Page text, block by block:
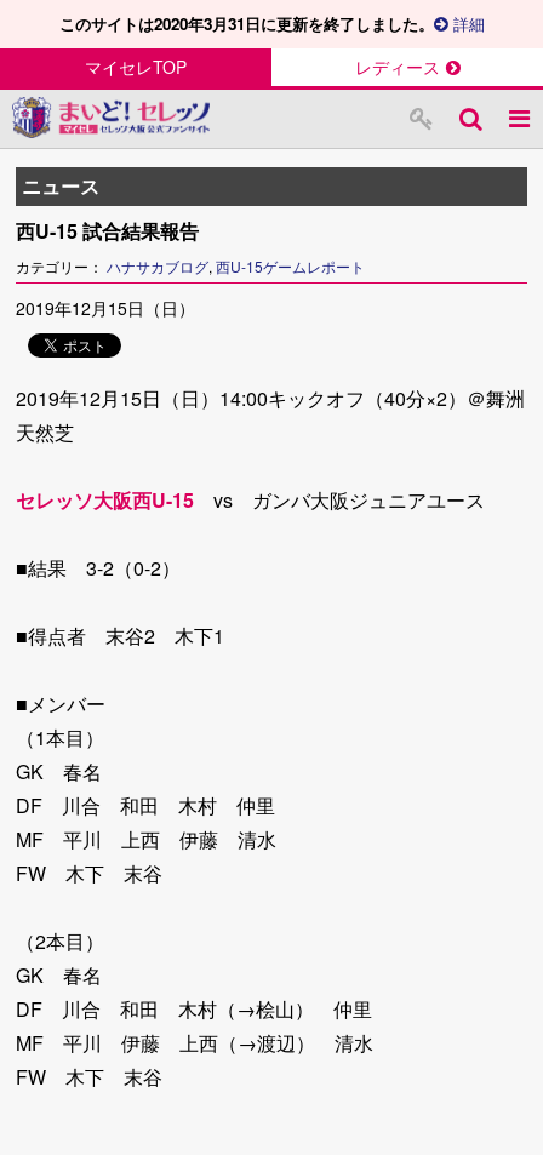
このサイトは2020年3月31日に更新を終了しました。 詳細
マイセレTOP レディース
ニュース
西U-15 試合結果報告
カテゴリー：ハナサカブログ, 西U-15ゲームレポート
2019年12月15日（日）
2019年12月15日（日）14:00キックオフ（40分×2）＠舞洲
天然芝
セレッソ大阪西U-15 vs ガンバ大阪ジュニアユース
■結果 3-2（0-2）
■得点者 末谷2 木下1
■メンバー
（1本目）
GK 春名
DF 川合 和田 木村 仲里
MF 平川 上西 伊藤 清水
FW 木下 末谷
（2本目）
GK 春名
DF 川合 和田 木村（→桧山） 仲里
MF 平川 伊藤 上西（→渡辺） 清水
FW 木下 末谷